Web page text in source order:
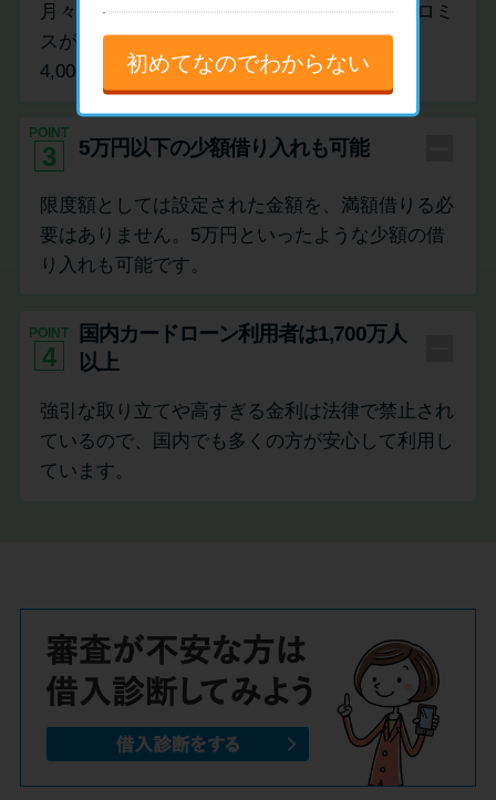
月々の返済額は、お借入後残高に応じて、プロミ
スが1,000円、アコムが1,000円、アイフルは
4,000円から設定可能です。
POINT
3 5万円以下の少額借り入れも可能
限度額としては設定された金額を、満額借りる必
要はありません。5万円といったような少額の借
り入れも可能です。
POINT
4
国内カードローン利用者は1,700万人
以上
強引な取り立てや高すぎる金利は法律で禁止され
ているので、国内でも多くの方が安心して利用し
ています。
初めてなのでわからない